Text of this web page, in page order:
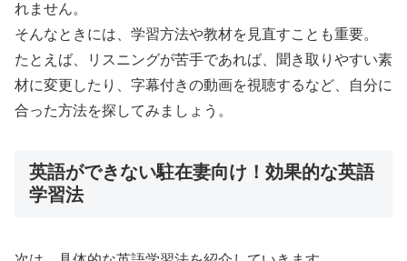
れません。
そんなときには、学習方法や教材を見直すことも重要。
たとえば、リスニングが苦手であれば、聞き取りやすい素
材に変更したり、字幕付きの動画を視聴するなど、自分に
合った方法を探してみましょう。
英語ができない駐在妻向け！効果的な英語
学習法